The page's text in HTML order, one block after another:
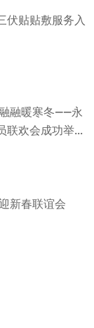
伏贴贴敷服务入
融暖寒冬——永
联欢会成功举...
新春联谊会